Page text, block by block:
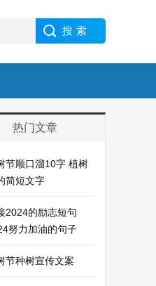
热门文章
节顺口溜10字 植树
简短文字
2024的励志短句
努力加油的句子
节种树宣传文案